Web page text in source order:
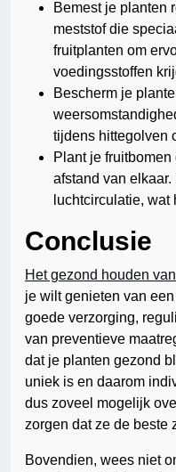
Bemest je planten
meststof die
fruitplanten om
voedingsstoffen
Bescherm je
tijdens hittegolven
Plant je
afstand van
luchtcirculatie,
Conclusie
Het gezond houden
je wilt genieten van
goede verzorging,
van preventieve
dat je planten gezond
uniek is en daarom
dus zoveel mogelijk
zorgen dat ze de beste
Bovendien, wees niet